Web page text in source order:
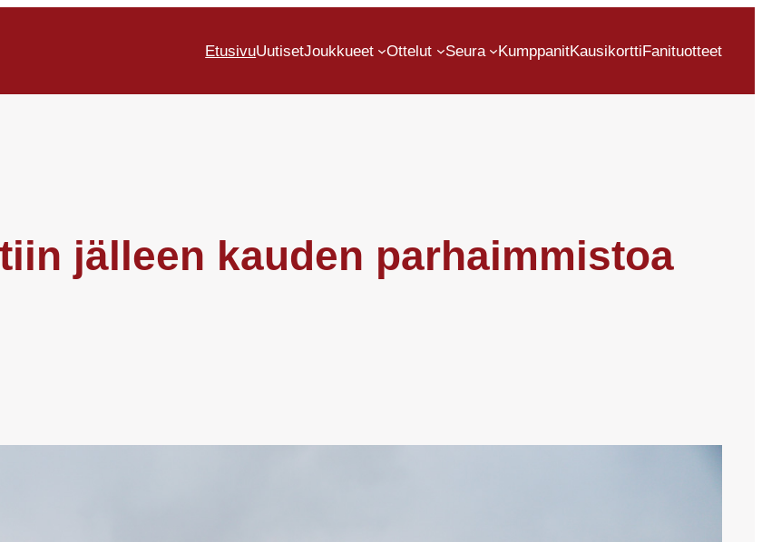
EtusivuUutisetJoukkueet Ottelut Seura KumppanitKausikorttiFanituotteet
jälleen kauden parhaimmistoa